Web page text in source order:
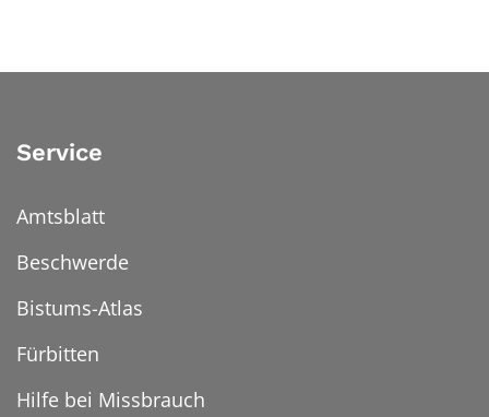
Service
Amtsblatt
Beschwerde
Bistums-Atlas
Fürbitten
Hilfe bei Missbrauch